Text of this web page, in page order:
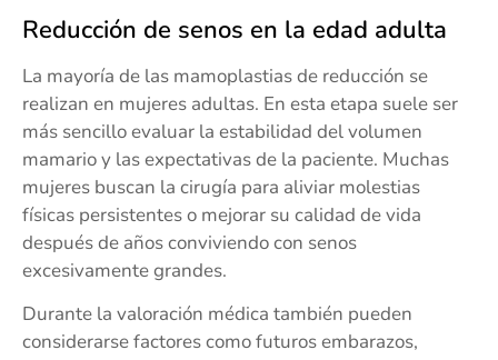
Reducción de senos en la edad adulta
La mayoría de las mamoplastias de reducción se
realizan en mujeres adultas. En esta etapa suele ser
más sencillo evaluar la estabilidad del volumen
mamario y las expectativas de la paciente. Muchas
mujeres buscan la cirugía para aliviar molestias
físicas persistentes o mejorar su calidad de vida
después de años conviviendo con senos
excesivamente grandes.
Durante la valoración médica también pueden
considerarse factores como futuros embarazos,